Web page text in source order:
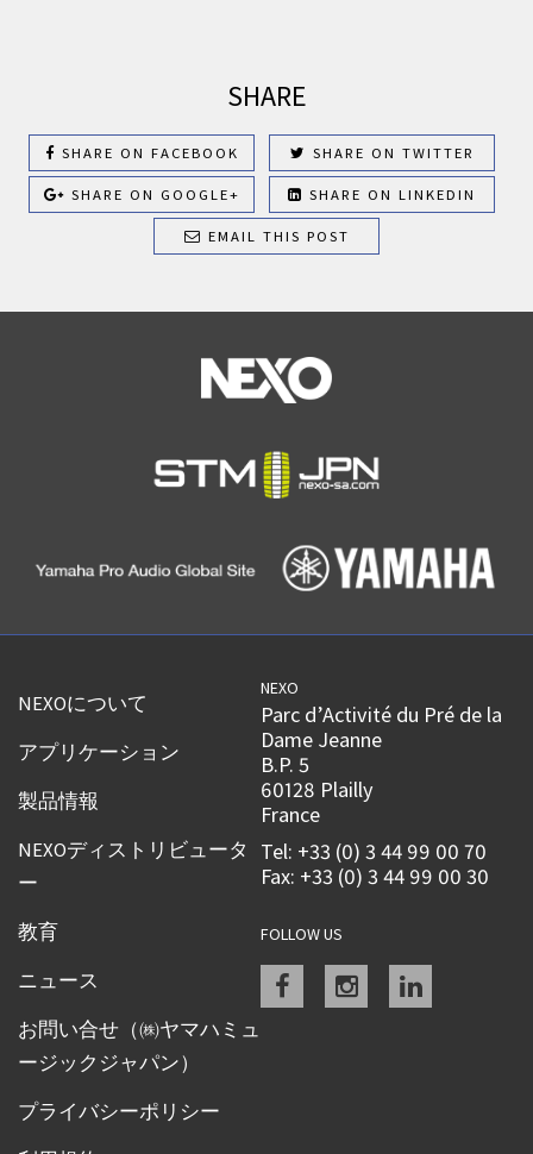
SHARE
SHARE ON FACEBOOK SHARE ON TWITTER
SHARE ON GOOGLE+ SHARE ON LINKEDIN
EMAIL THIS POST
NEXOについて
アプリケーション
製品情報
NEXOディストリビュータ
ー
教育
ニュース
お問い合せ（㈱ヤマハミュ
ージックジャパン）
プライバシーポリシー
NEXO
Parc d’Activité du Pré de la
Dame Jeanne
B.P. 5
60128 Plailly
France
Tel: +33 (0) 3 44 99 00 70
Fax: +33 (0) 3 44 99 00 30
FOLLOW US
Facebookinstagramlinkedin